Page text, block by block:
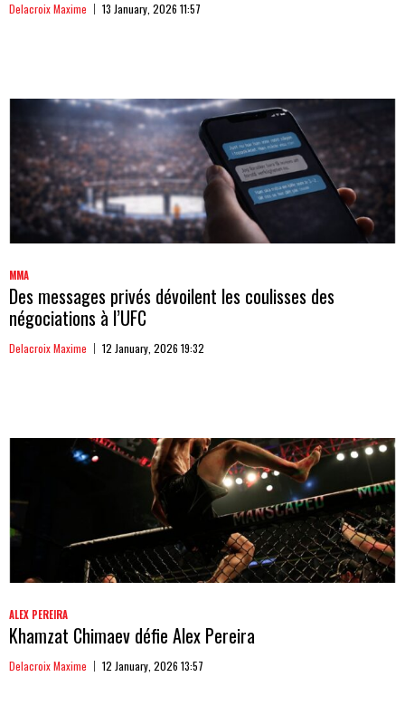
Delacroix Maxime 13 January, 2026 11:57
MMA
Des messages privés dévoilent les coulisses des
négociations à l’UFC
Delacroix Maxime 12 January, 2026 19:32
ALEX PEREIRA
Khamzat Chimaev défie Alex Pereira
Delacroix Maxime 12 January, 2026 13:57